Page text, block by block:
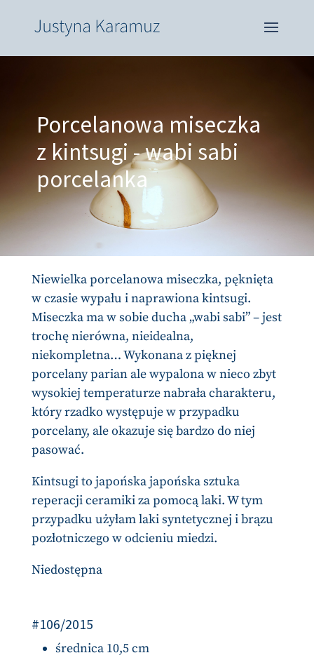
Porcelanowa miseczka
z kintsugi - wabi sabi
porcelanka
Niewielka porcelanowa miseczka, pęknięta
w czasie wypału i naprawiona kintsugi.
Miseczka ma w sobie ducha „wabi sabi” – jest
trochę nierówna, nieidealna,
niekompletna… Wykonana z pięknej
porcelany parian ale wypalona w nieco zbyt
wysokiej temperaturze nabrała charakteru,
który rzadko występuje w przypadku
porcelany, ale okazuje się bardzo do niej
pasować.
Kintsugi to japońska japońska sztuka
reperacji ceramiki za pomocą laki. W tym
przypadku użyłam laki syntetycznej i brązu
pozłotniczego w odcieniu miedzi.
Niedostępna
#106/2015
średnica 10,5 cm